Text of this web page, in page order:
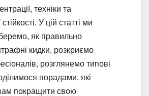
техніки та
У цій статті ми
як правильно
кидки, розкриємо
розглянемо типові
порадами, які
покращити свою